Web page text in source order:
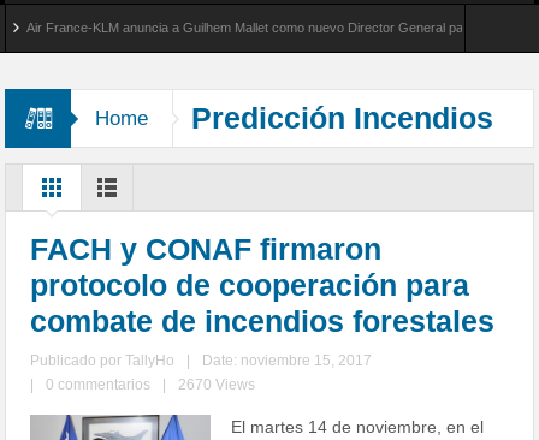
France-KLM anuncia a Guilhem Mallet como nuevo Director General para América Latina
Home Predicción Incendios
FACH y CONAF firmaron
protocolo de cooperación para
combate de incendios forestales
Publicado porTallyHo
Date: noviembre 15, 2017
0 commentarios 2670 Views
El martes 14 de noviembre, en el